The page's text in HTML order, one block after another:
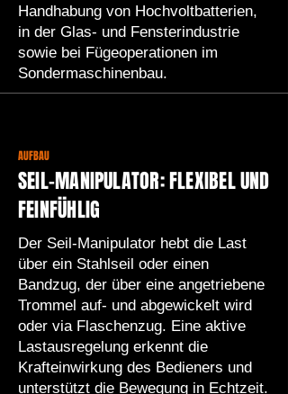
Handhabung von Hochvoltbatterien,
in der Glas- und Fensterindustrie
sowie bei Fügeoperationen im
Sondermaschinenbau.
AUFBAU
SEIL-MANIPULATOR: FLEXIBEL UND
FEINFÜHLIG
Der Seil-Manipulator hebt die Last
über ein Stahlseil oder einen
Bandzug, der über eine angetriebene
Trommel auf- und abgewickelt wird
oder via Flaschenzug. Eine aktive
Lastausregelung erkennt die
Krafteinwirkung des Bedieners und
unterstützt die Bewegung in Echtzeit.